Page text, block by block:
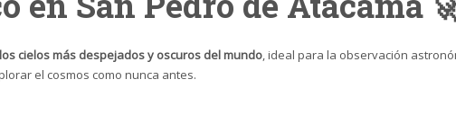
cielos más despejados y oscuros del mundo, ideal para la observación
el cosmos como nunca antes.